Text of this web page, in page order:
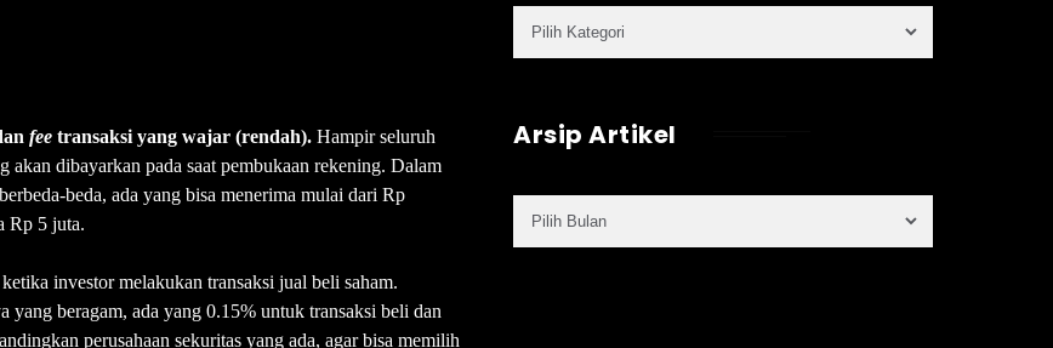
fee transaksi yang wajar (rendah). Hampir seluruh
akan dibayarkan pada saat pembukaan rekening. Dalam
beda, ada yang bisa menerima mulai dari Rp
Rp 5 juta.
investor melakukan transaksi jual beli saham.
yang beragam, ada yang 0.15% untuk transaksi beli dan
perusahaan sekuritas yang ada, agar bisa memilih
Arsip Artikel